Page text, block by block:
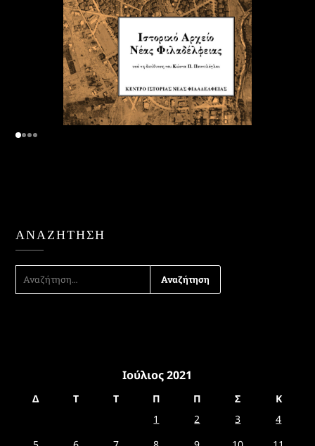
ΑΝΑΖΉΤΗΣΗ
ΓΙΑ:
Ιούλιος 2021
Δ Τ Τ Π Π Σ
Κ
1
2 3
4